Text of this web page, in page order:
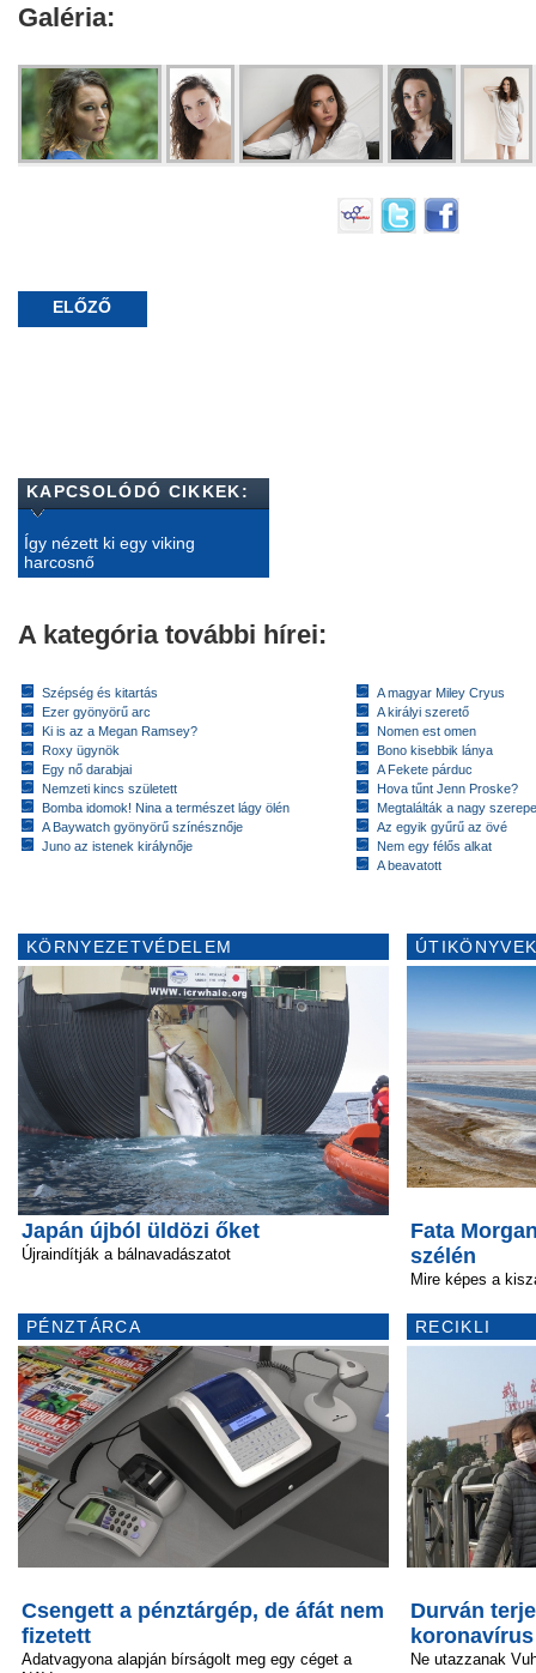
Galéria:
ELŐZŐ
KAPCSOLÓDÓ CIKKEK:
Így nézett ki egy viking
harcosnő
A kategória további hírei:
Szépség és kitartás
Ezer gyönyörű arc
Ki is az a Megan Ramsey?
Roxy ügynök
Egy nő darabjai
Nemzeti kincs született
Bomba idomok! Nina a természet lágy ölén
A Baywatch gyönyörű színésznője
Juno az istenek királynője
A magyar Miley Cryus
A királyi szerető
Nomen est omen
Bono kisebbik lánya
A Fekete párduc
Hova tűnt Jenn Proske?
Megtalálták a nagy
Az egyik gyűrű az övé
Nem egy félős alkat
A beavatott
KÖRNYEZETVÉDELEM
Japán újból üldözi őket
Újraindítják a bálnavadászatot
PÉNZTÁRCA
Csengett a pénztárgép, de áfát nem
fizetett
Adatvagyona alapján bírságolt meg egy céget a
Fata
szélén
Mire képes a
RECIKLI
Durván
koronavírus
Ne utazzanak